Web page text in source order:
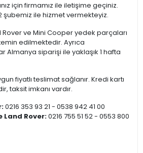
için firmamız ile iletişime geçiniz.
şubemiz ile hizmet vermekteyiz.
Rover ve Mini Cooper yedek parçaları
edilmektedir. Ayrıca
siparişi ile yaklaşık 1 hafta
fiyatlı teslimat sağlanır. Kredi kartı
taksit imkanı vardır.
0216 353 93 21 - 0538 942 41 00
Land Rover:0216 755 51 52 - 0553 800